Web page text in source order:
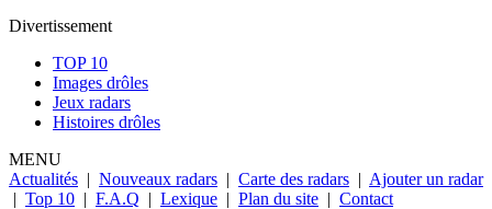
Divertissement
TOP 10
Images drôles
Jeux radars
Histoires drôles
MENU
Actualités | Nouveaux radars | Carte des radars | Ajouter un radar
| Top 10 | F.A.Q | Lexique | Plan du site | Contact